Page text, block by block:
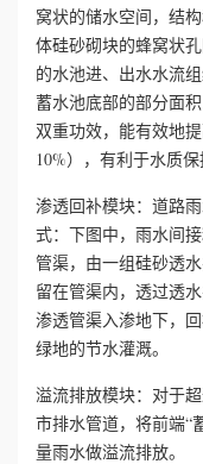
们
窝状的储水空间，结
体硅砂砌块的蜂窝状
的水池进、出水水流
蓄水池底部的部分面
双重功效，能有效地
10%），有利于水质保
渗透回补模块：道路
式：下图中，雨水间
管渠，由一组硅砂透
留在管渠内，透过透
渗透管渠入渗地下，
绿地的节水灌溉。
溢流排放模块：对于
市排水管道，将前端“
量雨水做溢流排放。